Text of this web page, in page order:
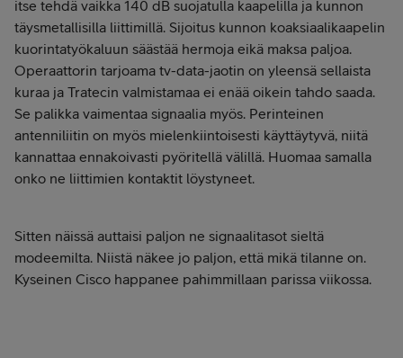
itse tehdä vaikka 140 dB suojatulla kaapelilla ja kunnon
täysmetallisilla liittimillä. Sijoitus kunnon koaksiaalikaapelin
kuorintatyökaluun säästää hermoja eikä maksa paljoa.
Operaattorin tarjoama tv-data-jaotin on yleensä sellaista
kuraa ja Tratecin valmistamaa ei enää oikein tahdo saada.
Se palikka vaimentaa signaalia myös. Perinteinen
antenniliitin on myös mielenkiintoisesti käyttäytyvä, niitä
kannattaa ennakoivasti pyöritellä välillä. Huomaa samalla
onko ne liittimien kontaktit löystyneet.
Sitten näissä auttaisi paljon ne signaalitasot sieltä
modeemilta. Niistä näkee jo paljon, että mikä tilanne on.
Kyseinen Cisco happanee pahimmillaan parissa viikossa.